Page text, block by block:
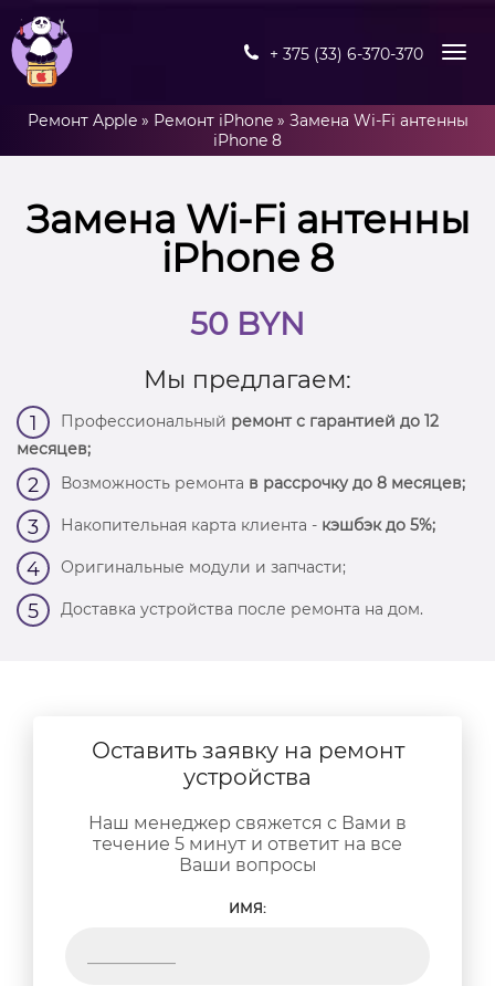
+ 375 (33) 6-370-370
Ремонт Apple» Ремонт iPhone» Замена Wi-Fi антенны
iPhone 8
Замена Wi-Fi антенны
iPhone 8
50 BYN
Мы предлагаем:
1 Профессиональный ремонт с гарантией до 12
месяцев;
2 Возможность ремонта в рассрочку до 8 месяцев;
3 Накопительная карта клиента - кэшбэк до 5%;
4 Оригинальные модули и запчасти;
5 Доставка устройства после ремонта на дом.
Оставить заявку на ремонт
устройства
Наш менеджер свяжется с Вами в
течение 5 минут и ответит на все
Ваши вопросы
ИМЯ: